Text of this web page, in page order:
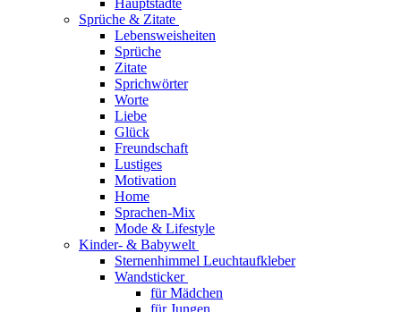
Hauptstädte
Sprüche & Zitate
Lebensweisheiten
Sprüche
Zitate
Sprichwörter
Worte
Liebe
Glück
Freundschaft
Lustiges
Motivation
Home
Sprachen-Mix
Mode & Lifestyle
Kinder- & Babywelt
Sternenhimmel Leuchtaufkleber
Wandsticker
für Mädchen
für Jungen